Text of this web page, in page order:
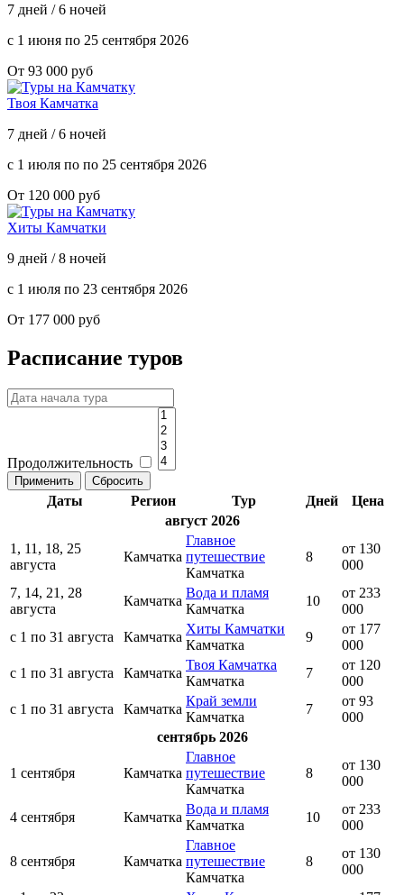
7 дней / 6 ночей
с 1 июня по 25 сентября 2026
От 93 000 руб
Твоя Камчатка
7 дней / 6 ночей
с 1 июля по по 25 сентября 2026
От 120 000 руб
Хиты Камчатки
9 дней / 8 ночей
с 1 июля по 23 сентября 2026
От 177 000 руб
Расписание туров
Продолжительность
Даты Регион Тур Дней
Цена
август 2026
1, 11, 18, 25
августа
Камчатка
Главное
путешествие
Камчатка
8
от 130
000
7, 14, 21, 28
августа
Камчатка
Вода и пламя
Камчатка
10
от 233
000
с 1 по 31 августа
Камчатка
Хиты Камчатки
Камчатка
9
от 177
000
с 1 по 31 августа
Камчатка
Твоя Камчатка
Камчатка
7
от 120
000
с 1 по 31 августа
Камчатка
Край земли
Камчатка
7
от 93
000
сентябрь 2026
1 сентября Камчатка
Главное
путешествие
Камчатка
8
от 130
000
4 сентября Камчатка
Вода и пламя
Камчатка
10
от 233
000
8 сентября Камчатка
Главное
путешествие
Камчатка
8
от 130
000